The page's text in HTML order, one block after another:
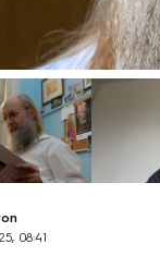
08:41